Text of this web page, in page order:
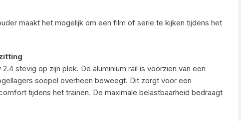
maakt het mogelijk om een film of serie te kijken tijdens het
stevig op zijn plek. De aluminium rail is voorzien van een
soepel overheen beweegt. Dit zorgt voor een
tijdens het trainen. De maximale belastbaarheid bedraagt